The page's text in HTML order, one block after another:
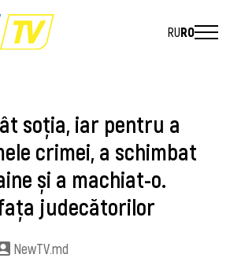
RURO
soția, iar pentru a
crimei, a schimbat
și a machiat-o.
judecătorilor
NewTV.md